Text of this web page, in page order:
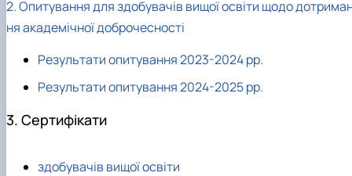
2. Опитування для здобувачів вищої освіти щодо
ня академічної доброчесності
Результати опитування 2023-2024 рр.
Результати опитування 2024-2025 рр.
3. Сертифікати
здобувачів вищої освіти